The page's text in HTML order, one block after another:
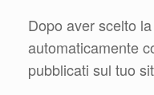
Dopo aver scelto
automaticamente
pubblicati sul tuo